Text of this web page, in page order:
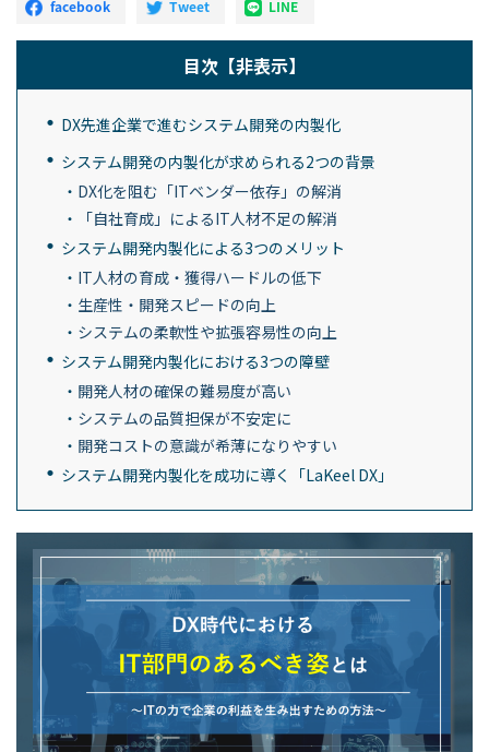
目次 【非表示】
DX先進企業で進むシステム開発の内製化
システム開発の内製化が求められる2つの背景
DX化を阻む「ITベンダー依存」の解消
「自社育成」によるIT人材不足の解消
システム開発内製化による3つのメリット
IT人材の育成・獲得ハードルの低下
生産性・開発スピードの向上
システムの柔軟性や拡張容易性の向上
システム開発内製化における3つの障壁
開発人材の確保の難易度が高い
システムの品質担保が不安定に
開発コストの意識が希薄になりやすい
システム開発内製化を成功に導く「LaKeel DX」